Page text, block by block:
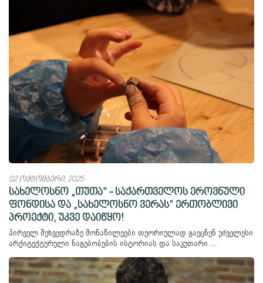
02 ოქტომბერი, 2025
სახელოსნო „თუთა“ - საქართველოს ეროვნული
ფონდისა და „სახელოსნო ვერას“ ერთობლივი
პროექტი, უკვე დაიწყო!
პირველ შეხვედრაზე მონაწილეები თეორიულად გაეცნენ უძველესი
არქიტექტურული ნაგებობების ისტორიას და საკუთარი ...